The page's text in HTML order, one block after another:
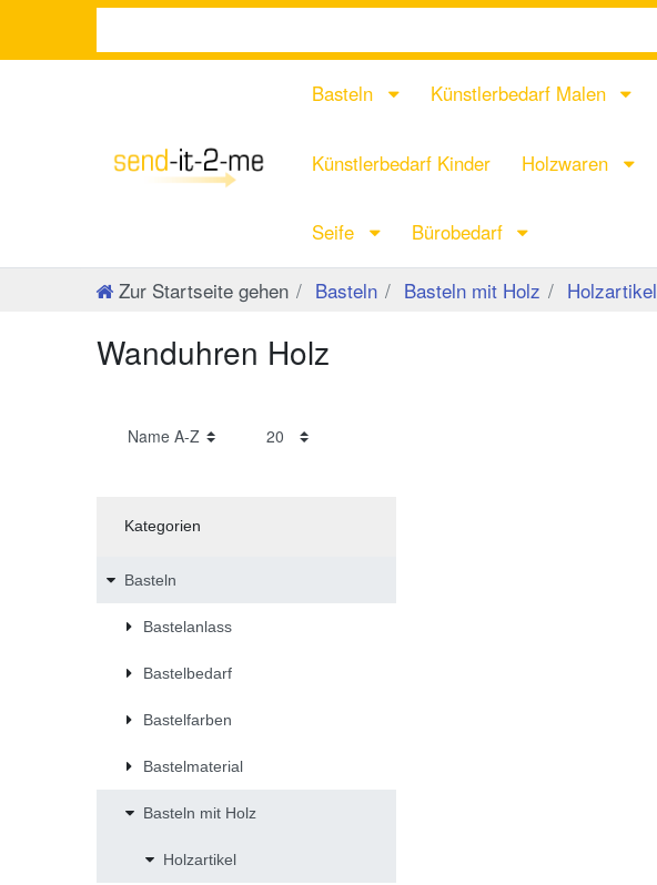
Basteln Künstlerbedarf Malen
Künstlerbedarf Kinder Holzwaren
Seife Bürobedarf
Zur Startseite gehen Basteln Basteln mit Holz Holzartikel
Wanduhren Holz
Kategorien
Basteln
Bastelanlass
Bastelbedarf
Bastelfarben
Bastelmaterial
Basteln mit Holz
Holzartikel